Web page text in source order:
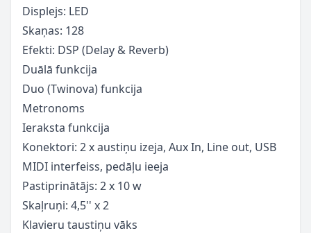
Displejs: LED
Skaņas: 128
Efekti: DSP (Delay & Reverb)
Duālā funkcija
Duo (Twinova) funkcija
Metronoms
Ieraksta funkcija
Konektori: 2 x austiņu izeja, Aux In, Line out, USB
MIDI interfeiss, pedāļu ieeja
Pastiprinātājs: 2 x 10 w
Skaļruņi: 4,5'' x 2
Klavieru taustiņu vāks